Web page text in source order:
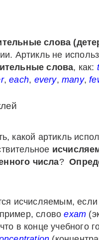
слова
Артикль не
слова, как:
,each, every, many,
какой артикль
числа?
исчисляемым,
словоexam
в конце учебного